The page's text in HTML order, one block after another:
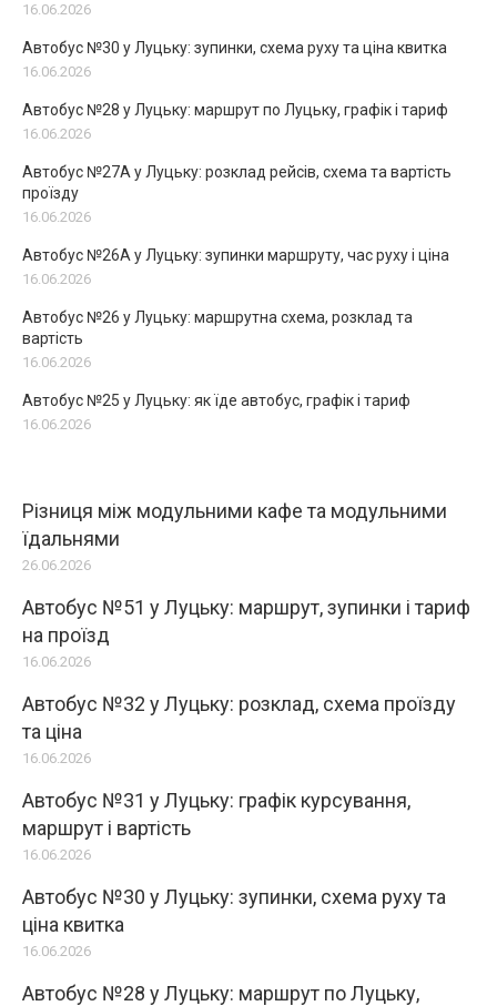
16.06.2026
Автобус №30 у Луцьку: зупинки, схема руху та ціна квитка
16.06.2026
Автобус №28 у Луцьку: маршрут по Луцьку, графік і тариф
16.06.2026
Автобус №27А у Луцьку: розклад рейсів, схема та вартість
проїзду
16.06.2026
Автобус №26А у Луцьку: зупинки маршруту, час руху і ціна
16.06.2026
Автобус №26 у Луцьку: маршрутна схема, розклад та
вартість
16.06.2026
Автобус №25 у Луцьку: як їде автобус, графік і тариф
16.06.2026
Різниця між модульними кафе та модульними
їдальнями
26.06.2026
Автобус №51 у Луцьку: маршрут, зупинки і тариф
на проїзд
16.06.2026
Автобус №32 у Луцьку: розклад, схема проїзду
та ціна
16.06.2026
Автобус №31 у Луцьку: графік курсування,
маршрут і вартість
16.06.2026
Автобус №30 у Луцьку: зупинки, схема руху та
ціна квитка
16.06.2026
Автобус №28 у Луцьку: маршрут по Луцьку,